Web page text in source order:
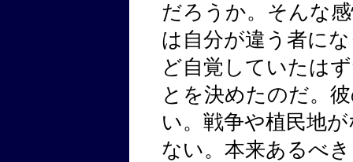
だろうか。そんな
は自分が違う者に
ど自覚していたは
とを決めたのだ。
い。戦争や植民地
ない。本来あるべ